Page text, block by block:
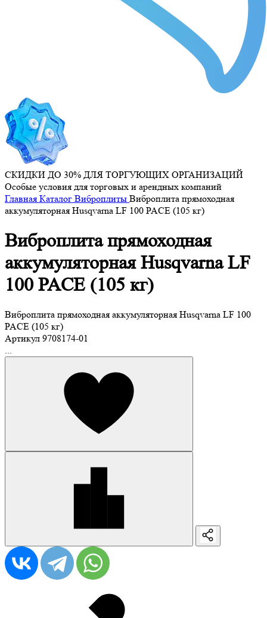
СКИДКИ ДО 30% ДЛЯ ТОРГУЮЩИХ ОРГАНИЗАЦИЙ
Особые условия для торговых и арендных компаний
Главная Каталог Виброплиты Виброплита прямоходная
аккумуляторная Husqvarna LF 100 PACE (105 кг)
Виброплита прямоходная
аккумуляторная Husqvarna LF
100 PACE (105 кг)
Виброплита прямоходная аккумуляторная Husqvarna LF 100
PACE (105 кг)
Артикул 9708174‑01
...